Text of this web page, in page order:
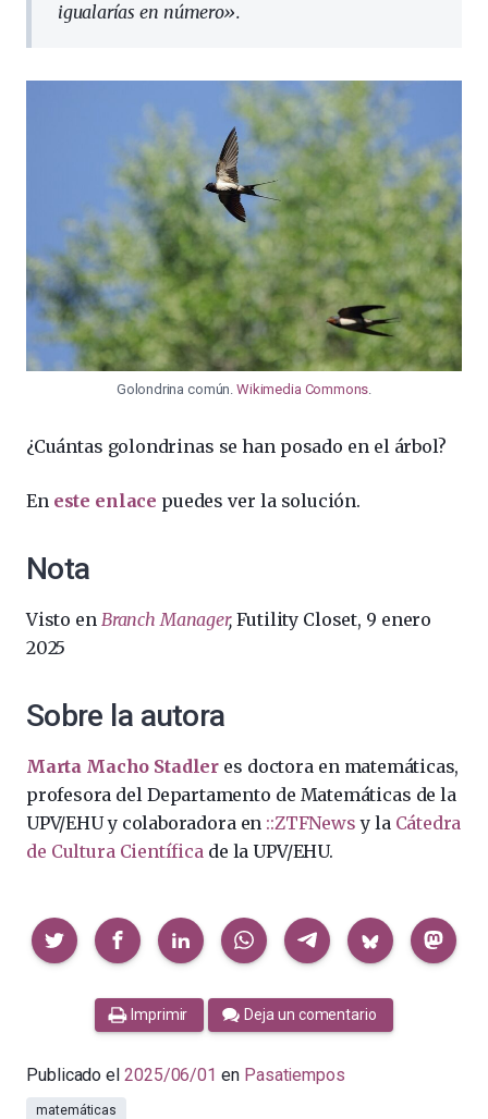
igualarías en número».
Golondrina común.Wikimedia Commons
¿Cuántas golondrinas se han posado en el árbol?
En este enlace puedes ver la solución.
Nota
Visto en Branch Manager, Futility Closet, 9 enero
2025
Sobre la autora
Marta Macho Stadler es doctora en matemáticas,
profesora del Departamento de Matemáticas de la
UPV/EHU y colaboradora en ::ZTFNews y la Cátedra
de Cultura Científica de la UPV/EHU.
Compartir
Imprimir Deja un comentario
Publicado el 2025/06/01 en Pasatiempos
matemáticas